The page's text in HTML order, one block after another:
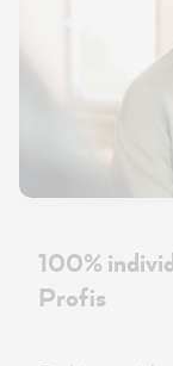
100%
Profis